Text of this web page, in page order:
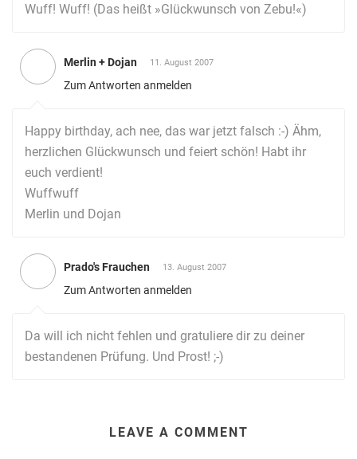
Wuff! Wuff! (Das heißt »Glückwunsch von Zebu!«)
Merlin + Dojan 11. August 2007
Zum Antworten anmelden
Happy birthday, ach nee, das war jetzt falsch :-) Ähm,
herzlichen Glückwunsch und feiert schön! Habt ihr
euch verdient!
Wuffwuff
Merlin und Dojan
Prado's Frauchen 13. August 2007
Zum Antworten anmelden
Da will ich nicht fehlen und gratuliere dir zu deiner
bestandenen Prüfung. Und Prost! ;-)
LEAVE A COMMENT